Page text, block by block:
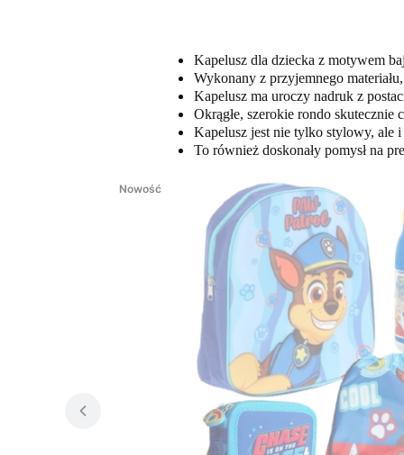
Kapelusz dla dziecka z motywem
Wykonany z przyjemnego
Kapelusz ma uroczy nadruk z
Okrągłe, szerokie rondo
Kapelusz jest nie tylko stylowy, ale
To również doskonały pomysł na
Nowość